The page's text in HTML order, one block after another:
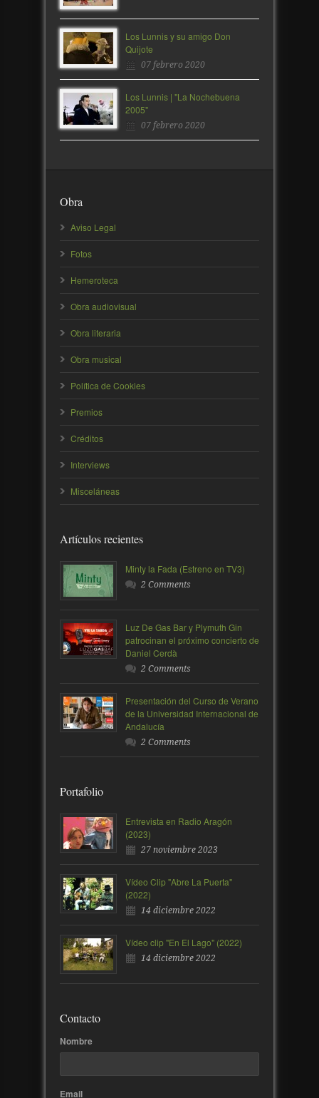
Los Lunnis y su amigo Don
Quijote
07 febrero 2020
Los Lunnis | "La Nochebuena
2005"
07 febrero 2020
Obra
Aviso Legal
Fotos
Hemeroteca
Obra audiovisual
Obra literaria
Obra musical
Política de Cookies
Premios
Créditos
Interviews
Misceláneas
Artículos recientes
Minty la Fada (Estreno en TV3)
2 Comments
Luz De Gas Bar y Plymuth Gin
patrocinan el próximo concierto de
Daniel Cerdà
2 Comments
Presentación del Curso de Verano
de la Universidad Internacional de
Andalucía
2 Comments
Portafolio
Entrevista en Radio Aragón
(2023)
27 noviembre 2023
Vídeo Clip "Abre La Puerta"
(2022)
14 diciembre 2022
Vídeo clip "En El Lago" (2022)
14 diciembre 2022
Contacto
Nombre
Email